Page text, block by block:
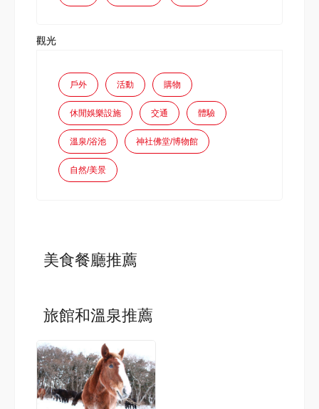
觀光
戶外 活動 購物
休閒娛樂設施 交通 體驗
溫泉/浴池 神社佛堂/博物館
自然/美景
美食餐廳推薦
旅館和溫泉推薦